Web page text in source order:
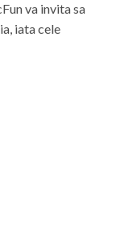
va invita sa
iata cele